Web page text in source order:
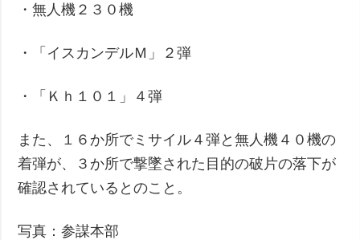
・無人機２３０機
・「イスカンデルＭ」２弾
・「Ｋｈ１０１」４弾
また、１６か所でミサイル４弾と無人機４０機の
着弾が、３か所で撃墜された目的の破片の落下が
確認されているとのこと。
写真：参謀本部